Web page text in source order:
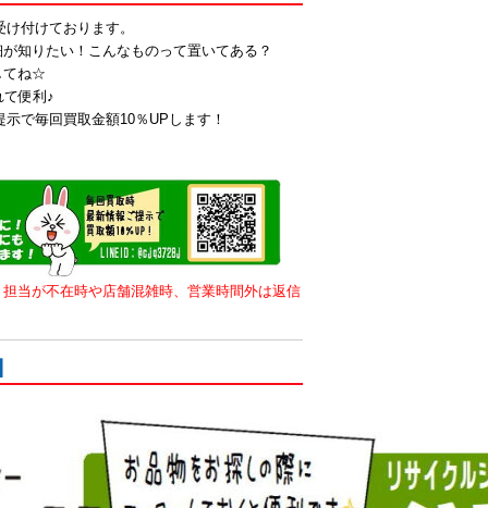
付けております。
知りたい！こんなものって置いてある？
てね☆
便利♪
で毎回買取金額10％UPします！
当が不在時や店舗混雑時、営業時間外は返信